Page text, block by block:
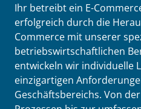
Ihr betreibt ein E-
erfolgreich durch die
Commerce mit unserer
betriebswirtschaftlichen
entwickeln wir individuelle
einzigartigen
Geschäftsbereichs. Von